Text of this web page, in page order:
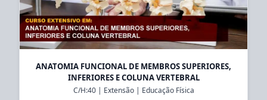
ANATOMIA FUNCIONAL DE MEMBROS SUPERIORES,
INFERIORES E COLUNA VERTEBRAL
C/H:40| Extensão| Educação Física